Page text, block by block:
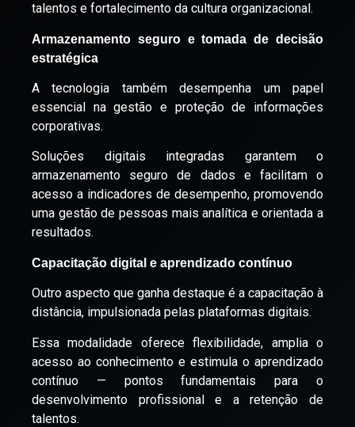
talentos e fortalecimento da cultura organizacional.
Armazenamento seguro e tomada de decisão
estratégica
A tecnologia também desempenha um papel
essencial na gestão e proteção de informações
corporativas.
Soluções digitais integradas garantem o
armazenamento seguro de dados e facilitam o
acesso a indicadores de desempenho, promovendo
uma gestão de pessoas mais analítica e orientada a
resultados.
Capacitação digital e aprendizado contínuo
Outro aspecto que ganha destaque é a capacitação à
distância, impulsionada pelas plataformas digitais.
Essa modalidade oferece flexibilidade, amplia o
acesso ao conhecimento e estimula o aprendizado
contínuo — pontos fundamentais para o
desenvolvimento profissional e a retenção de
talentos.